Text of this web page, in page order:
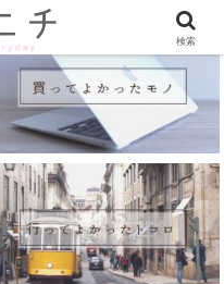
検索